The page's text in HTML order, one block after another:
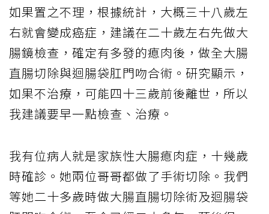
如果置之不理，根據統計，大概三十八歲左
右就會變成癌症，建議在二十歲左右先做大
腸鏡檢查，確定有多發的瘜肉後，做全大腸
直腸切除與迴腸袋肛門吻合術。研究顯示，
如果不治療，可能四十三歲前後離世，所以
我建議要早一點檢查、治療。
我有位病人就是家族性大腸瘜肉症，十幾歲
時確診。她兩位哥哥都做了手術切除。我們
等她二十多歲時做大腸直腸切除術及迴腸袋